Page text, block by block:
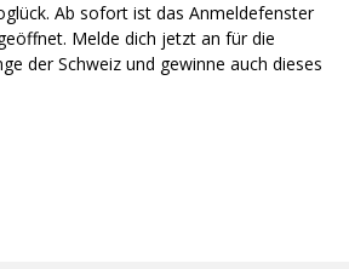
Ab sofort ist das Anmeldefenster
Melde dich jetzt an für die
der Schweiz und gewinne auch dieses